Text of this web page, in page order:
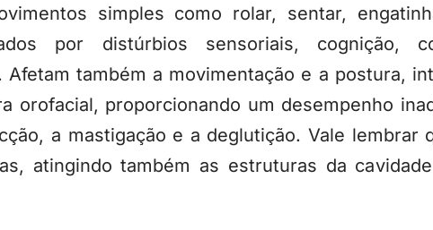
simples como rolar, sentar,
por distúrbios sensoriais, cognição,
Afetam também a movimentação e a postura,
orofacial, proporcionando um desempenho
a mastigação e a deglutição. Vale lembrar
atingindo também as estruturas da